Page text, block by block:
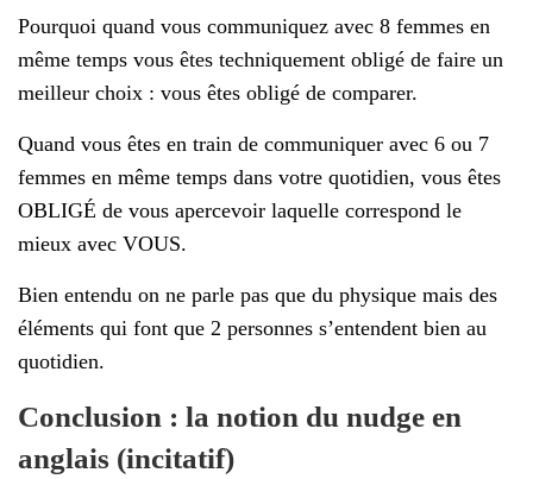
Pourquoi quand vous communiquez avec 8 femmes en
même temps vous êtes techniquement obligé de faire un
meilleur choix : vous êtes obligé de comparer.
Quand vous êtes en train de communiquer avec 6 ou 7
femmes en même temps dans votre quotidien, vous êtes
OBLIGÉ de vous apercevoir laquelle correspond le
mieux avec VOUS.
Bien entendu on ne parle pas que du physique mais des
éléments qui font que 2 personnes s’entendent bien au
quotidien.
Conclusion : la notion du nudge en
anglais (incitatif)